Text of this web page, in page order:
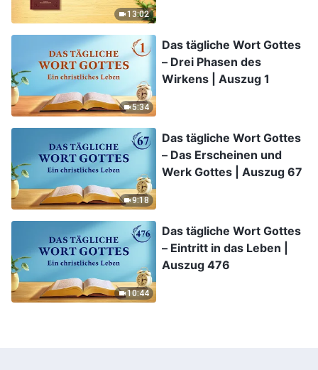
13:02
5:34
Das tägliche Wort Gottes
– Drei Phasen des
Wirkens | Auszug 1
9:18
Das tägliche Wort Gottes
– Das Erscheinen und
Werk Gottes | Auszug 67
10:44
Das tägliche Wort Gottes
– Eintritt in das Leben |
Auszug 476